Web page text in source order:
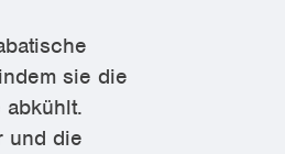
sie die
und die